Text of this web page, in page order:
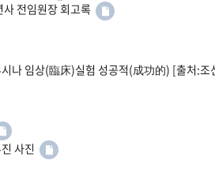
전임원장 회고록
나 임상(臨床)실험 성공적(成功的) [출처:
사진